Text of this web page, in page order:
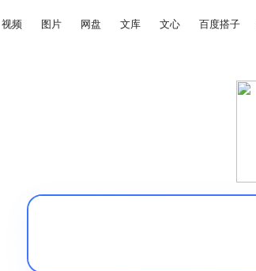
视频 图片 网盘 文库 文心 百度搭子